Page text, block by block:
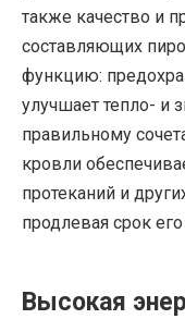
также качество и
составляющих
функцию:
улучшает тепло- и
правильному
кровли
протеканий и
продлевая срок
Высокая